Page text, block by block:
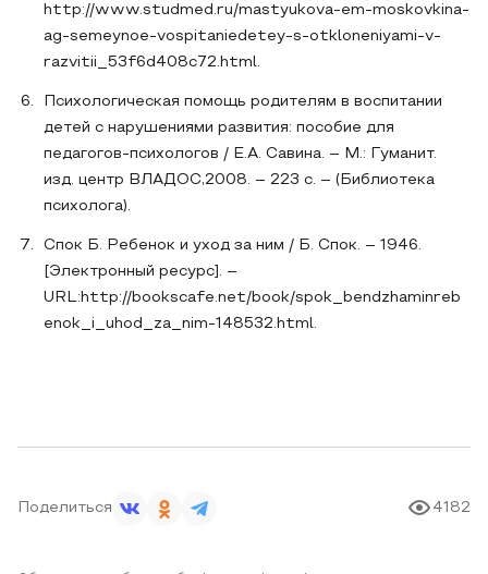
http://www.studmed.ru/mastyukova-em-moskovkina-
ag-semeynoe-vospitaniedetey-s-otkloneniyami-v-
razvitii_53f6d408c72.html.
Психологическая помощь родителям в воспитании
детей с нарушениями развития: пособие для
педагогов-психологов / Е.А. Савина. – М.: Гуманит.
изд. центр ВЛАДОС,2008. – 223 с. – (Библиотека
психолога).
Спок Б. Ребенок и уход за ним / Б. Спок. – 1946.
[Электронный ресурс]. –
URL:http://bookscafe.net/book/spok_bendzhaminreb
enok_i_uhod_za_nim-148532.html.
Поделиться 4182